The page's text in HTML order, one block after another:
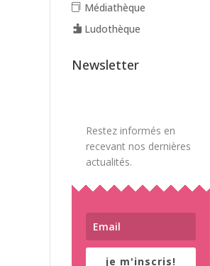
Médiathèque
Ludothèque
Newsletter
Restez informés en
recevant nos dernières
actualités.
je m'inscris!